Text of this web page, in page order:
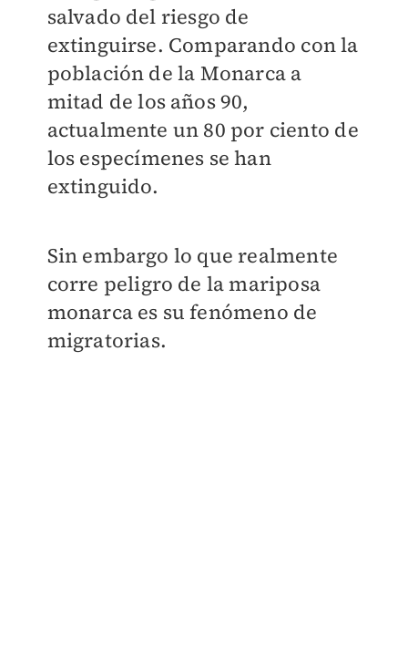
salvado del riesgo de
extinguirse. Comparando con la
población de la Monarca a
mitad de los años 90,
actualmente un 80 por ciento de
los especímenes se han
extinguido.
Sin embargo lo que realmente
corre peligro de la mariposa
monarca es su fenómeno de
migratorias.